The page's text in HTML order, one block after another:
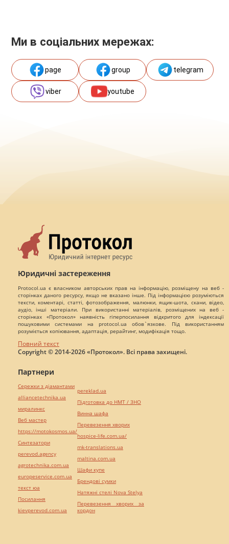
Ми в соціальних мережах:
page group telegram
viber youtube
Юридичні застереження
Protocol.ua є власником авторських прав на інформацію, розміщену на веб -
сторінках даного ресурсу, якщо не вказано інше. Під інформацією розуміються
тексти, коментарі, статті, фотозображення, малюнки, ящик-шота, скани, відео,
аудіо, інші матеріали. При використанні матеріалів, розміщених на веб -
сторінках «Протокол» наявність гіперпосилання відкритого для індексації
пошуковими системами на protocol.ua обов`язкове. Під використанням
розуміється копіювання, адаптація, рерайтинг, модифікація тощо.
Повний текст
Copyright © 2014-2026 «Протокол». Всі права захищені.
Партнери
Сережки з діамантами
alliancetechnika.ua
миралинкс
Веб мастер
https://motokosmos.ua/
Синтезатори
perevod.agency
agrotechnika.com.ua
europeservice.com.ua
текст юа
Посилання
kievperevod.com.ua
pereklad.ua
Підготовка до НМТ / ЗНО
Винна шафа
Перевезення хворих
hospice-life.com.ua/
mk-translations.ua
maltina.com.ua
Шафи купе
Брендові сумки
Натяжні стелі Nova Stelya
Перевезення хворих за
кордон